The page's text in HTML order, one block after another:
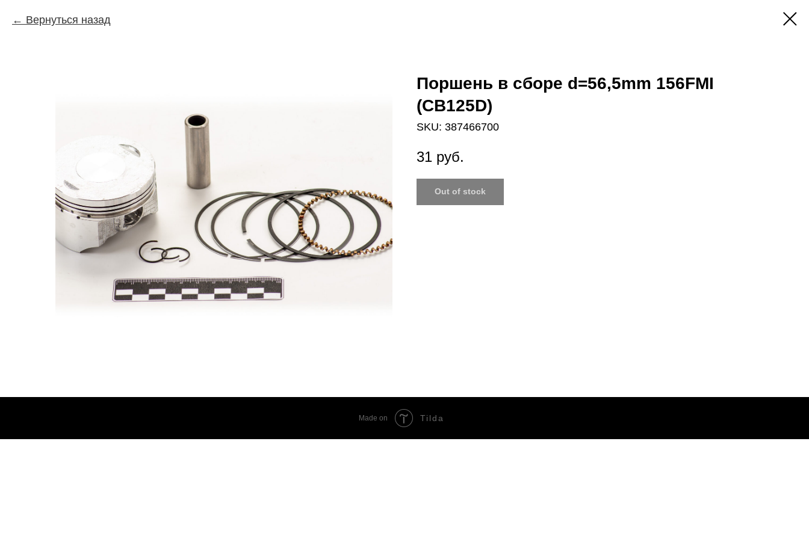
Вернуться назад
Поршень в сборе d=56,5mm 156FMI
(CB125D)
SKU: 387466700
31 руб.
Out of stock
Made on Tilda